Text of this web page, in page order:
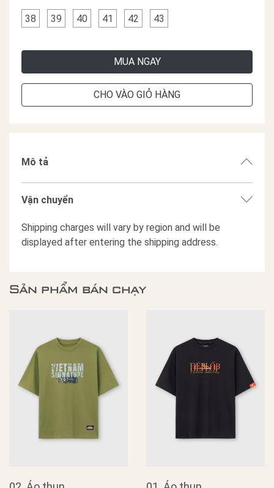
38 39 40 41 42 43
MUA NGAY
CHO VÀO GIỎ HÀNG
Mô tả
Vận chuyển
Shipping charges will vary by region and will be
displayed after entering the shipping address.
Sản phẩm bán chạy